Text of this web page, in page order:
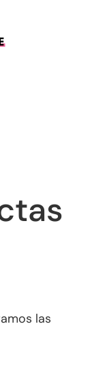
las